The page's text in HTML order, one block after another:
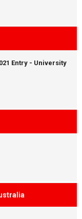
Entry - University